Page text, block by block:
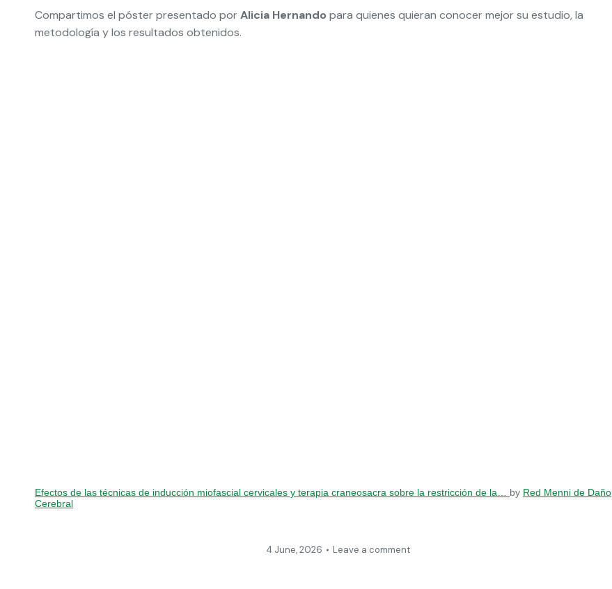
Compartimos el póster presentado porAlicia Hernando para quienes quieran conocer mejor su estudio, la
metodología y los resultados obtenidos.
Efectos de las técnicas de inducción miofascial cervicales y terapia craneosacra sobre la restricción de la… by Red Menni de Daño
Cerebral
4 June, 2026 Leave a comment